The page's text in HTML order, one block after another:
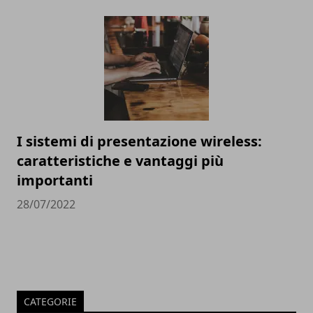
I sistemi di presentazione wireless:
caratteristiche e vantaggi più
importanti
28/07/2022
CATEGORIE